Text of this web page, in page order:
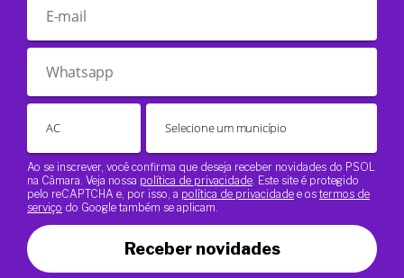
Ao se inscrever, você confirma que deseja receber novidades do PSOL
na Câmara. Veja nossa política de privacidade . Este site é protegido
pelo reCAPTCHA e, por isso, a política de privacidade e os termos de
serviço do Google também se aplicam.
Receber novidades